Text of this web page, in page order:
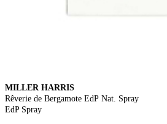
MILLER HARRIS
Rêverie de Bergamote EdP Nat. Spray
EdP Spray